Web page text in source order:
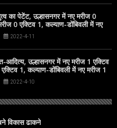
का पेटेंट, उल्हासनगर में नए मरीज 0
0 एक्टिव 1, कल्याण-डोंबिवली में नए
2022-4-11
आदित्य, उल्हासनगर में नए मरीज 1 एक्टिव
1, कल्याण-डोंबिवली में नए मरीज 1
2022-4-10
विकास ढाकने